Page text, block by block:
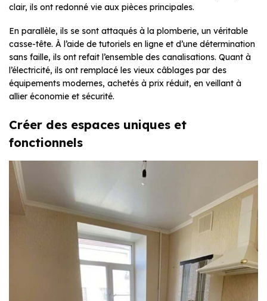
clair, ils ont redonné vie aux pièces principales.
En parallèle, ils se sont attaqués à la plomberie, un véritable
casse-tête. À l’aide de tutoriels en ligne et d’une détermination
sans faille, ils ont refait l’ensemble des canalisations. Quant à
l’électricité, ils ont remplacé les vieux câblages par des
équipements modernes, achetés à prix réduit, en veillant à
allier économie et sécurité.
Créer des espaces uniques et
fonctionnels